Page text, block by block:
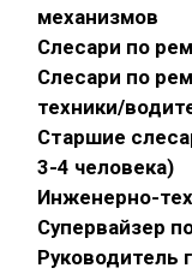
механизмов
Слесари по
Слесари по
техники/
Старшие
3-4 человека)
Инженерно-
Супервайзер
Руководитель